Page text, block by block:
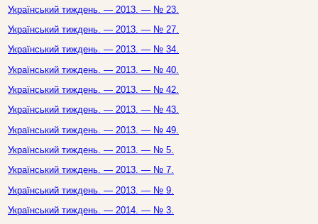
Український тиждень. — 2013. — № 23.
Український тиждень. — 2013. — № 27.
Український тиждень. — 2013. — № 34.
Український тиждень. — 2013. — № 40.
Український тиждень. — 2013. — № 42.
Український тиждень. — 2013. — № 43.
Український тиждень. — 2013. — № 49.
Український тиждень. — 2013. — № 5.
Український тиждень. — 2013. — № 7.
Український тиждень. — 2013. — № 9.
Український тиждень. — 2014. — № 3.